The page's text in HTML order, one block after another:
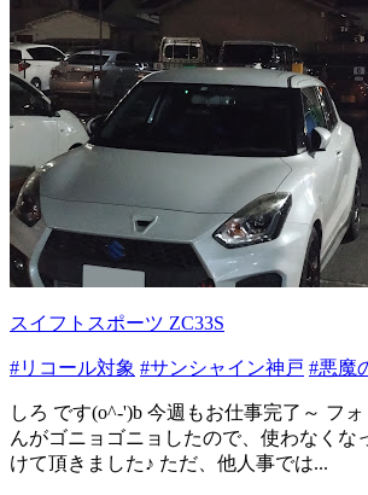
スイフトスポーツ ZC33S
#リコール対象 #サンシャイン神戸 #悪魔
しろ です(o^-')b 今週もお仕事完了～ フ
んがゴニョゴニョしたので、使わなくな
けて頂きました♪ ただ、他人事では...